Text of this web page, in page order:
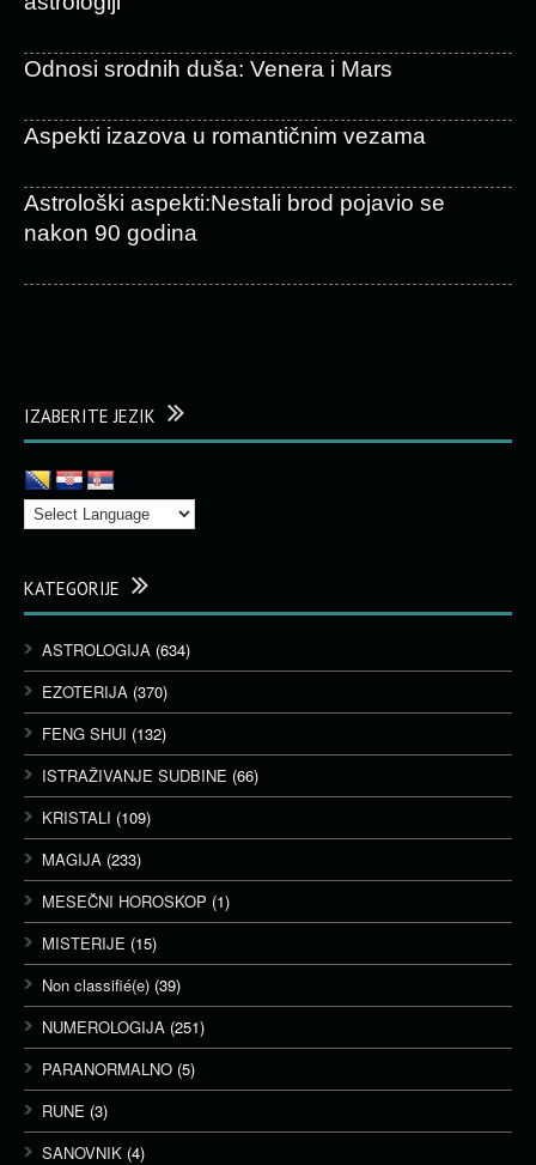
Odnosi srodnih duša: Venera i Mars
Aspekti izazova u romantičnim vezama
Astrološki aspekti:Nestali brod pojavio se
nakon 90 godina
IZABERITE JEZIK
KATEGORIJE
ASTROLOGIJA (634)
EZOTERIJA (370)
FENG SHUI (132)
ISTRAŽIVANJE SUDBINE (66)
KRISTALI (109)
MAGIJA (233)
MESEČNI HOROSKOP (1)
MISTERIJE (15)
Non classifié(e) (39)
NUMEROLOGIJA (251)
PARANORMALNO (5)
RUNE (3)
SANOVNIK (4)